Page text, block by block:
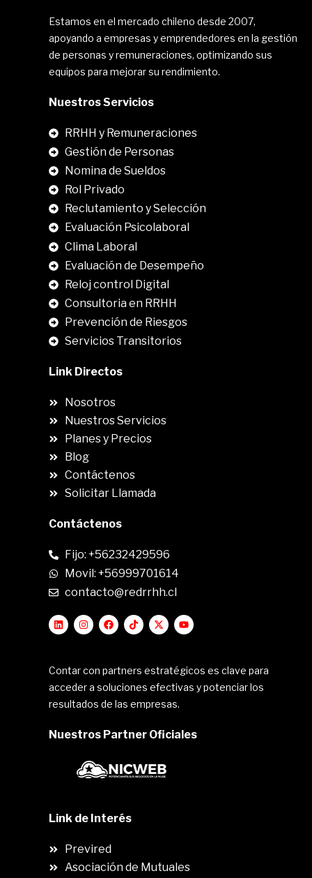
Estamos en el mercado chileno desde 2007,
apoyando a empresas y emprendedores en la gestión
de personas y remuneraciones, optimizando sus
equipos para mejorar su rendimiento.
Nuestros Servicios
RRHH y Remuneraciones
Gestión de Personas
Nomina de Sueldos
Rol Privado
Reclutamiento y Selección
Evaluación Psicolaboral
Clima Laboral
Evaluación de Desempeño
Reloj control Digital
Consultoria en RRHH
Prevención de Riesgos
Servicios Transitorios
Link Directos
Nosotros
Nuestros Servicios
Planes y Precios
Blog
Contáctenos
Solicitar Llamada
Contáctenos
Fijo: +56232429596
Movil: +56999701614
contacto@redrrhh.cl
Contar con partners estratégicos es clave para
acceder a soluciones efectivas y potenciar los
resultados de las empresas.
Nuestros Partner Oficiales
Link de Interés
Previred
Asociación de Mutuales